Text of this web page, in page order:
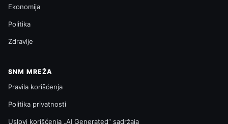
Ekonomija
Politika
Zdravlje
SNM MREŽA
Pravila korišćenja
Politika privatnosti
Uslovi korišćenja „AI Generated“ sadržaja